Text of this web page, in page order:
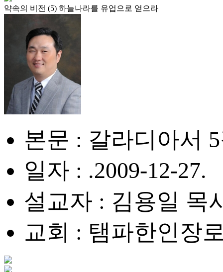
약속의 비전 (5) 하늘나라를 유업으로 얻으라
본문 : 갈라디아서
일자 : .2009-12-27.
설교자 : 김용일 목
교회 : 탬파한인장